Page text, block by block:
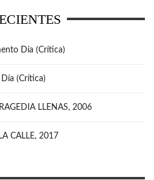
Día (Crítica)
(Crítica)
LLENAS, 2006
CALLE, 2017